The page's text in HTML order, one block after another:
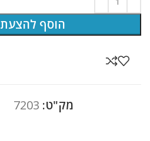
הוסף
מק"ט: 7203